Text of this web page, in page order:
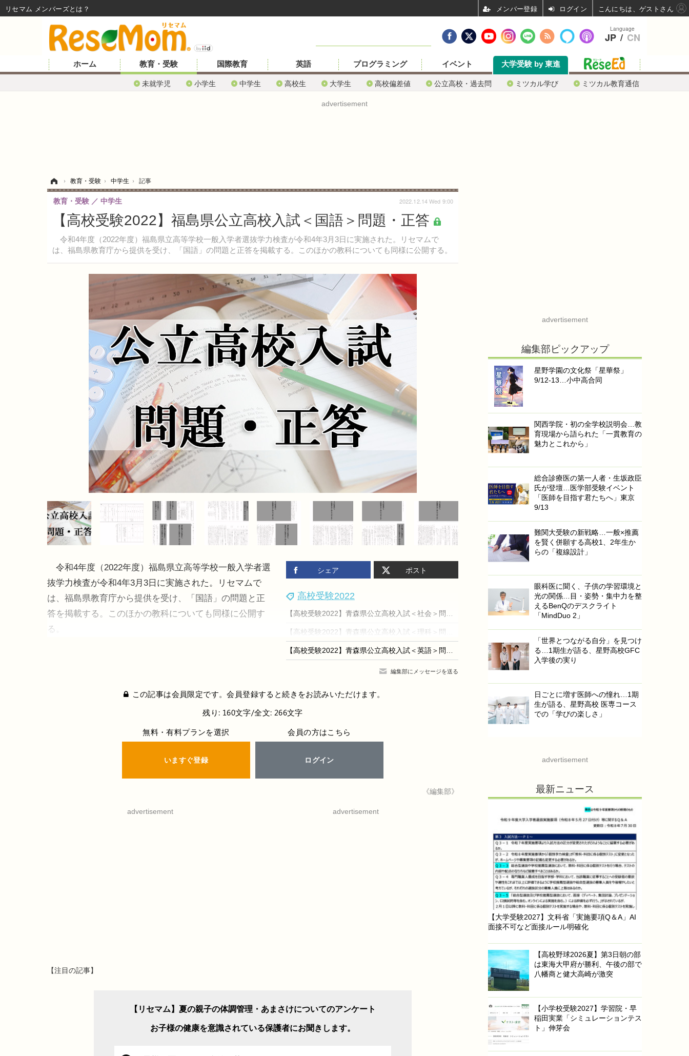
ホーム 教育・受験
未就学児 小学生 中学生 高校生 大学生 高校偏差値 公立高校・過去問 ミツカル学び ミツカル教育通信
国際教育 英語 プログラミング イベント 大学受験 by 東進
advertisement
› 教育・受験 › 中学生 › 記事
【高校受験2022】福島県公立高校入試＜国語＞問題・正答
令和4年度（2022年度）福島県立高等学校一般入学者選抜学力検査が令和4年3月3日に実施された。リセマムで
は、福島県教育庁から提供を受け、「国語」の問題と正答を掲載する。このほかの教科についても同様に公開する。
教育・受験 中学生 2022.12.14 Wed 9:00
シェア ポスト
高校受験2022
【高校受験2022】青森県公立高校入試＜社会＞問題・正答
【高校受験2022】青森県公立高校入試＜英語＞問題・正答
編集部にメッセージを送る
令和4年度（2022年度）福島県立高等学校一般入学者選
抜学力検査が令和4年3月3日に実施された。リセマムで
は、福島県教育庁から提供を受け、「国語」の問題と正
答を掲載する。このほかの教科についても同様に公開す
る。
この記事は会員限定です。会員登録すると続きをお読みいただけます。
残り: 160文字/全文: 266文字
無料・有料プランを選択
いますぐ登録
会員の方はこちら
ログイン
《編集部》
advertisement advertisement
【注目の記事】
【リセマム】夏の親子の体調管理・あまさけについてのアンケート
お子様の健康を意識されている保護者にお聞きします。
advertisement
編集部ピックアップ
星野学園の文化祭「星華祭」
9/12-13…小中高合同
関西学院・初の全学校説明会…教
育現場から語られた「一貫教育の
魅力とこれから」
総合診療医の第一人者・生坂政臣
氏が登壇…医学部受験イベント
「医師を目指す君たちへ」東京
9/13
難関大受験の新戦略…一般×推薦
を賢く併願する高校1、2年生か
らの「複線設計」
眼科医に聞く、子供の学習環境と
光の関係…目・姿勢・集中力を整
えるBenQのデスクライト
「MindDuo 2」
「世界とつながる自分」を見つけ
る…1期生が語る、星野高校GFC
入学後の実り
日ごとに増す医師への憧れ…1期
生が語る、星野高校 医専コース
での「学びの楽しさ」
advertisement
最新ニュース
【大学受験2027】文科省「実施要項Q＆A」AI
面接不可など面接ルール明確化
【高校野球2026夏】第3日朝の部
は東海大甲府が勝利、午後の部で
八幡商と健大高崎が激突
【小学校受験2027】学習院・早
稲田実業「シミュレーションテス
ト」伸芽会
Language
JP / CN
リセマム メンバーズ ログイン こんにちは、ゲストさん